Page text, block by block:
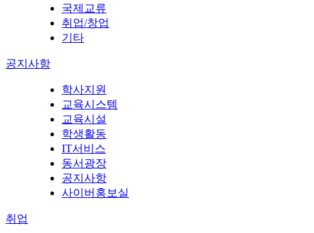
국제교류
취업/창업
기타
공지사항
학사지원
교육시스템
교육시설
학생활동
IT서비스
동서광장
공지사항
사이버홍보실
취업